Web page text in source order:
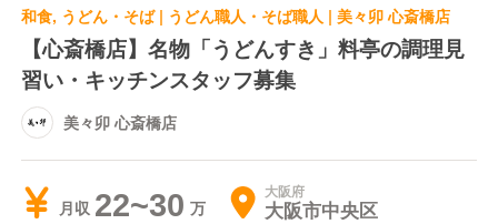
和食, うどん・そば | うどん職人・そば職人 | 美々卯 心斎橋店
【心斎橋店】名物「うどんすき」料亭の調理見
習い・キッチンスタッフ募集
美々卯 心斎橋店
月収 22~30 大阪府
大阪市中央区